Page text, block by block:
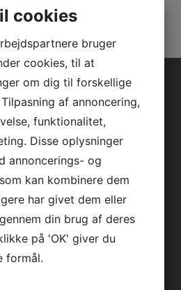
cookies
bruger
cookies, til at
om dig til forskellige
af annoncering,
funktionalitet,
Disse oplysninger
annoncerings- og
kan kombinere dem
har givet dem eller
din brug af deres
på 'OK' giver du
formål.